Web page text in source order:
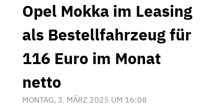
Opel Mokka im Leasing
als Bestellfahrzeug für
116 Euro im Monat
netto
MONTAG, 3. MÄRZ 2025 UM 16:08